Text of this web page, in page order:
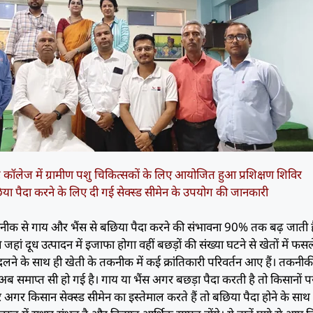
में ग्रामीण पशु चिकित्सकों के लिए आयोजित हुआ प्रशिक्षण शिविर
पैदा करने के लिए दी गई सेक्स्ड सीमेन के उपयोग की जानकारी
से गाय और भैंस से बछिया पैदा करने की संभावना 90% तक बढ़ जाती
दूध उत्पादन में इजाफा होगा वहीं बछड़ों की संख्या घटने से खेतों में
के साथ ही खेती के तकनीक में कई क्रांतिकारी परिवर्तन आए हैं। तकनीकी
समाप्त सी हो गई है। गाय या भैंस अगर बछड़ा पैदा करती है तो किसानों
किसान सेक्स्ड सीमेन का इस्तेमाल करते हैं तो बछिया पैदा होने के साथ